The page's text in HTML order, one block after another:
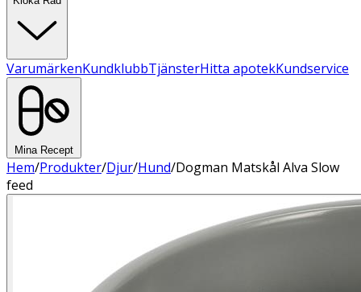
VarumärkenKundklubbTjänsterHitta apotekKundservice
Mina Recept
Hem/Produkter/Djur/Hund/Dogman Matskål Alva Slow
feed